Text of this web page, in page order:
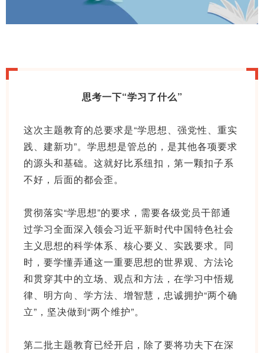
思考一下“学习了什么”
这次主题教育的总要求是“学思想、强党性、重实
践、建新功”。学思想是管总的，是其他各项要求
的源头和基础。这就好比系纽扣，第一颗扣子系
不好，后面的都会歪。
贯彻落实“学思想”的要求，需要各级党员干部通
过学习全面深入领会习近平新时代中国特色社会
主义思想的科学体系、核心要义、实践要求。同
时，要学懂弄通这一重要思想的世界观、方法论
和贯穿其中的立场、观点和方法，在学习中悟规
律、明方向、学方法、增智慧，忠诚拥护“两个确
立”，坚决做到“两个维护”。
第二批主题教育已经开启，除了要将功夫下在深